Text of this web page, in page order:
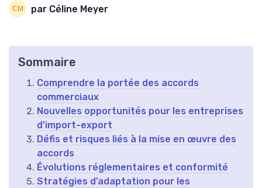
par Céline Meyer
Sommaire
Comprendre la portée des accords
commerciaux
Nouvelles opportunités pour les entreprises
d’import-export
Défis et risques liés à la mise en œuvre des
accords
Évolutions réglementaires et conformité
Stratégies d’adaptation pour les